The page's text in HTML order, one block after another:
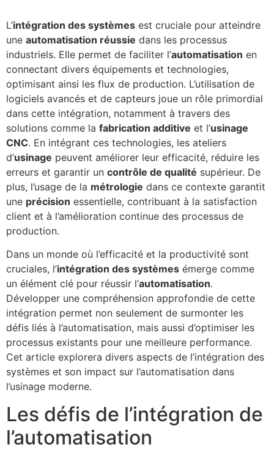
L’intégration des systèmes est cruciale pour atteindre
une automatisation réussie dans les processus
industriels. Elle permet de faciliter l’automatisation en
connectant divers équipements et technologies,
optimisant ainsi les flux de production. L’utilisation de
logiciels avancés et de capteurs joue un rôle primordial
dans cette intégration, notamment à travers des
solutions comme la fabrication additive et l’usinage
CNC. En intégrant ces technologies, les ateliers
d’usinage peuvent améliorer leur efficacité, réduire les
erreurs et garantir un contrôle de qualité supérieur. De
plus, l’usage de la métrologie dans ce contexte garantit
une précision essentielle, contribuant à la satisfaction
client et à l’amélioration continue des processus de
production.
Dans un monde où l’efficacité et la productivité sont
cruciales, l’intégration des systèmes émerge comme
un élément clé pour réussir l’automatisation.
Développer une compréhension approfondie de cette
intégration permet non seulement de surmonter les
défis liés à l’automatisation, mais aussi d’optimiser les
processus existants pour une meilleure performance.
Cet article explorera divers aspects de l’intégration des
systèmes et son impact sur l’automatisation dans
l’usinage moderne.
Les défis de l’intégration de
l’automatisation